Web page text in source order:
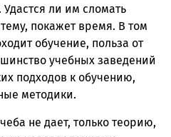
ли им сломать
покажет время. В том
обучение, польза от
учебных заведений
подходов к обучению,
методики.
не дает, только теорию,